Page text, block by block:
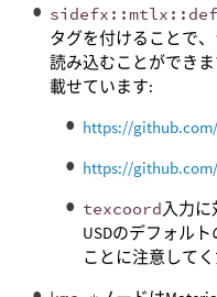
タグを付けることで
読み込むことができ
載せています:
https://
https://
texcoord入力に
USDのデフォルト
ことに注意してく